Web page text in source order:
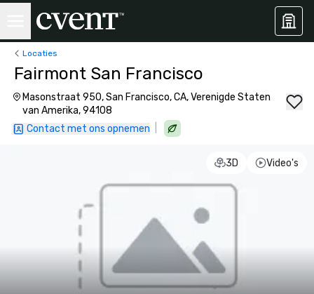
Locaties
Fairmont San Francisco
Masonstraat 950, San Francisco, CA, Verenigde Staten
van Amerika, 94108
Contact met ons opnemen
3D Video's